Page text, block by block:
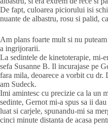
De fapt, culoarea piciorului isi
nuante de albastru, rosu si palid,
Am plans foarte mult si nu
a ingrijorarii.
La sedintele de kinetoterapie, mi-
sefa Susanne B. Il incurajase pe
fara mila, deoarece a vorbit cu dr.
am Sudeck.
Imi amintesc cu precizie ca la un
sedinte, Gernot mi-a spus sa ii
luat si carjele, spunandu-mi sa
cinci minute distanta de acasa